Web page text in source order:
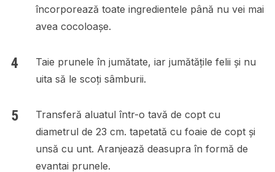
încorporează toate ingredientele până nu vei mai
avea cocoloașe.
Taie prunele în jumătate, iar jumătățile felii și nu
uita să le scoți sâmburii.
Transferă aluatul într-o tavă de copt cu
diametrul de 23 cm. tapetată cu foaie de copt și
unsă cu unt. Aranjează deasupra în formă de
evantai prunele.